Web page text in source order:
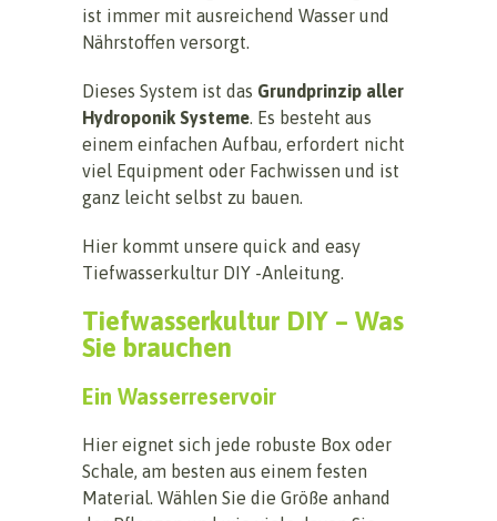
ist immer mit ausreichend Wasser und
Nährstoffen versorgt.
Dieses System ist das Grundprinzip aller
Hydroponik Systeme. Es besteht aus
einem einfachen Aufbau, erfordert nicht
viel Equipment oder Fachwissen und ist
ganz leicht selbst zu bauen.
Hier kommt unsere quick and easy
Tiefwasserkultur DIY -Anleitung.
Tiefwasserkultur DIY – Was
Sie brauchen
Ein Wasserreservoir
Hier eignet sich jede robuste Box oder
Schale, am besten aus einem festen
Material. Wählen Sie die Größe anhand